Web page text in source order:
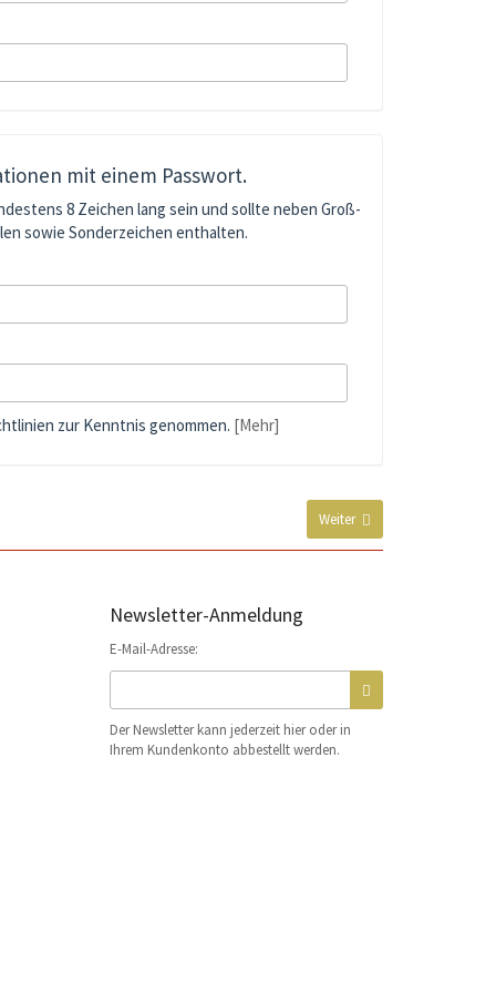
mit einem Passwort.
8 Zeichen lang sein und sollte neben Groß-
sowie Sonderzeichen enthalten.
zur Kenntnis genommen. [Mehr]
Weiter
Newsletter-Anmeldung
E-Mail-Adresse:
Der Newsletter kann jederzeit hier oder in
Ihrem Kundenkonto abbestellt werden.